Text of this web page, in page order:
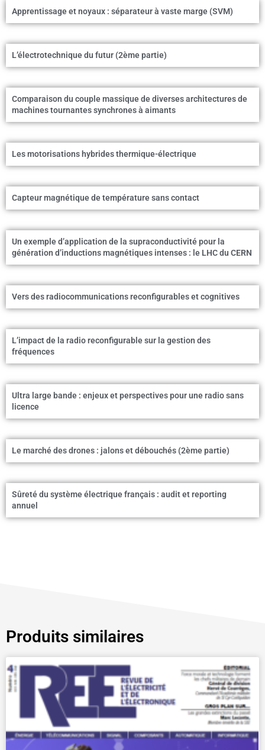
Apprentissage et noyaux : séparateur à vaste marge (SVM)
L’électrotechnique du futur (2ème partie)
Comparaison du couple massique de diverses architectures de
machines tournantes synchrones à aimants
Les motorisations hybrides thermique-électrique
Capteur magnétique de température sans contact
Un exemple d’application de la supraconductivité pour la
génération d’inductions magnétiques intenses : le LHC du CERN
Vers des radiocommunications reconfigurables et cognitives
L’impact de la radio reconfigurable sur la gestion des
fréquences
Ultra large bande : enjeux et perspectives pour une radio sans
licence
Le marché des drones : jalons et débouchés (2ème partie)
Sûreté du système électrique français : audit et reporting
annuel
Produits similaires